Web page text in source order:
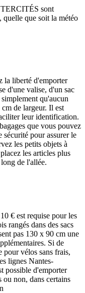
sont
quelle que soit la météo
la liberté d'emporter
d'une valise, d'un sac
qu'aucun
de largeur. Il est
leur identification.
que vous pouvez
sécurité pour assurer le
les petits objets à
les articles plus
de l'allée.
€ est requise pour les
rangés dans des sacs
pas 130 x 90 cm une
Si de
pour vélos sans frais,
lignes Nantes-
possible d'emporter
ou non, dans certains